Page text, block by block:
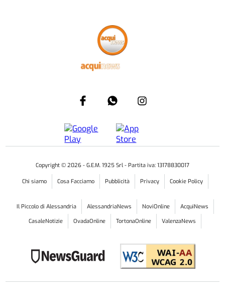
Copyright © 2026 - G.E.M. 1925 Srl - Partita iva: 13178830017
Chi siamo Cosa Facciamo Pubblicità Privacy Cookie Policy
Il Piccolo di Alessandria AlessandriaNews NoviOnline
AcquiNews
CasaleNotizie
OvadaOnline TortonaOnline ValenzaNews